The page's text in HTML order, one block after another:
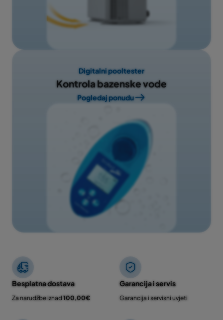
Digitalni pooltester
Kontrola bazenske vode
Pogledaj ponudu
Besplatna dostava
Za narudžbe iznad 100,00€
Garancija i servis
Garancija i servisni uvjeti